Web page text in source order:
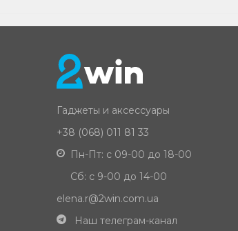
Гаджеты и аксессуары
+38 (068) 011 81 33
Пн-Пт: с 09-00 до 18-00
Сб: с 9-00 до 14-00
elena.r@2win.com.ua
Наш телеграм-канал